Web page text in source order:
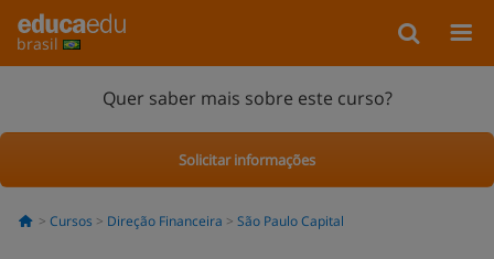
brasil
Quer saber mais sobre este curso?
Solicitar informações
Cursos Direção Financeira São Paulo Capital